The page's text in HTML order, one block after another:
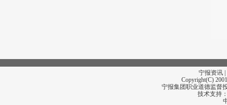
宁报资讯
Copyright(C)
宁报集团职业道德监督
技术支持